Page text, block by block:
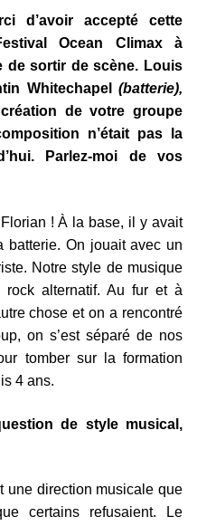
d’avoir accepté cette
Ocean Climax à
de sortir de scène. Louis
Whitechapel
(batterie),
de votre groupe
n’était pas la
Parlez-moi de vos
! À la base, il y avait
batterie. On jouait avec un
Notre style de musique
rock alternatif. Au fur et à
chose et on a rencontré
on s’est séparé de nos
tomber sur la formation
4 ans.
de style musical,
une direction musicale que
certains refusaient. Le